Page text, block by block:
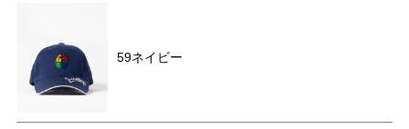
59ネイビー